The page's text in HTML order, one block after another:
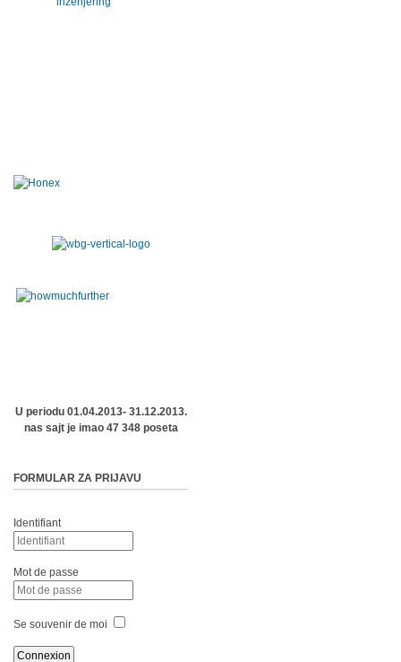
U periodu 01.04.2013- 31.12.2013.
nas sajt je imao 47 348 poseta
FORMULAR ZA PRIJAVU
Identifiant
Mot de passe
Se souvenir de moi